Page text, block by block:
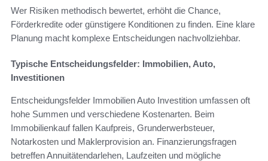
Wer Risiken methodisch bewertet, erhöht die Chance,
Förderkredite oder günstigere Konditionen zu finden. Eine klare
Planung macht komplexe Entscheidungen nachvollziehbar.
Typische Entscheidungsfelder: Immobilien, Auto,
Investitionen
Entscheidungsfelder Immobilien Auto Investition umfassen oft
hohe Summen und verschiedene Kostenarten. Beim
Immobilienkauf fallen Kaufpreis, Grunderwerbsteuer,
Notarkosten und Maklerprovision an. Finanzierungsfragen
betreffen Annuitätendarlehen, Laufzeiten und mögliche